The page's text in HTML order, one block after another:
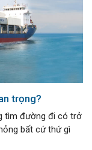
trọng?
tìm đường đi có trở
bất cứ thứ gì